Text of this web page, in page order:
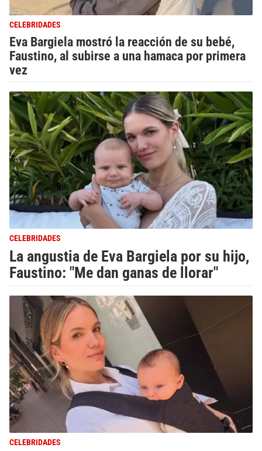
CELEBRIDADES
Eva Bargiela mostró la reacción de su bebé,
Faustino, al subirse a una hamaca por primera
vez
CELEBRIDADES
La angustia de Eva Bargiela por su hijo,
Faustino: "Me dan ganas de llorar"
CELEBRIDADES